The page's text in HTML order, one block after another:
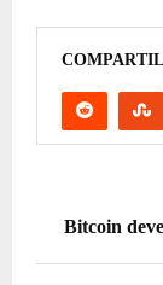
Bitcoin